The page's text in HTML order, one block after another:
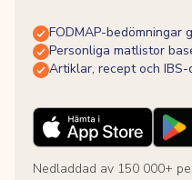
FODMAP-bedömningar
Personliga matlistor
Artiklar, recept och IBS-
Nedladdad av 150 000+